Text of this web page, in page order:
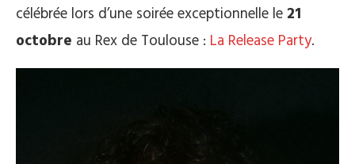
célébrée lors d’une soirée exceptionnelle le 21
octobre au Rex de Toulouse : La Release Party.